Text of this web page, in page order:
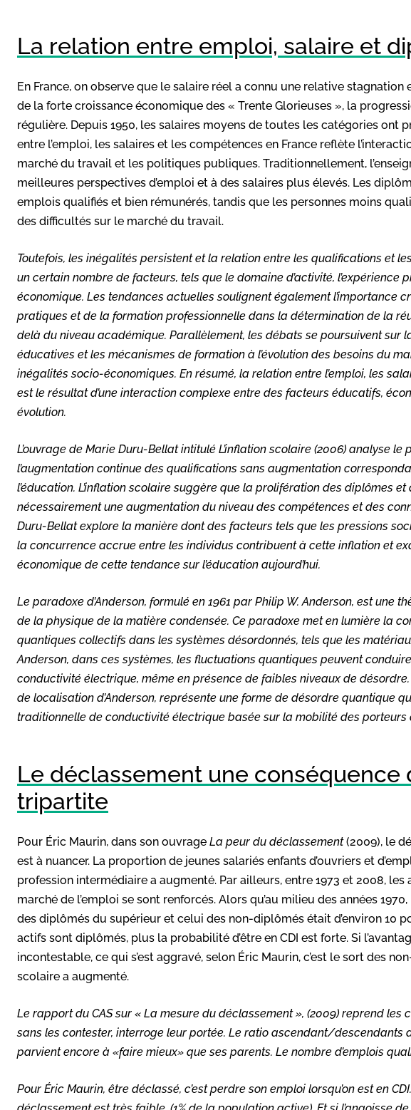
La relation entre emploi, salaire et
En France, on observe que le salaire réel a connu une relative stagnation
de la forte croissance économique des « Trente Glorieuses », la
régulière. Depuis 1950, les salaires moyens de toutes les catégories ont
entre l’emploi, les salaires et les compétences en France reflète
marché du travail et les politiques publiques. Traditionnellement,
meilleures perspectives d’emploi et à des salaires plus élevés. Les
emplois qualifiés et bien rémunérés, tandis que les personnes moins
des difficultés sur le marché du travail.
Toutefois, les inégalités persistent et la relation entre les qualifications et
un certain nombre de facteurs, tels que le domaine d’activité, l’expérience
économique. Les tendances actuelles soulignent également l’importance
pratiques et de la formation professionnelle dans la détermination de la
delà du niveau académique. Parallèlement, les débats se poursuivent sur
éducatives et les mécanismes de formation à l’évolution des besoins du
inégalités socio-économiques. En résumé, la relation entre l’emploi, les
est le résultat d’une interaction complexe entre des facteurs éducatifs,
évolution.
L’ouvrage de Marie Duru-Bellat intitulé L’inflation scolaire (2006) analyse le
l’augmentation continue des qualifications sans augmentation
l’éducation. L’inflation scolaire suggère que la prolifération des diplômes
nécessairement une augmentation du niveau des compétences et des
Duru-Bellat explore la manière dont des facteurs tels que les pressions
la concurrence accrue entre les individus contribuent à cette inflation et
économique de cette tendance sur l’éducation aujourd’hui.
Le paradoxe d’Anderson, formulé en 1961 par Philip W. Anderson, est une
de la physique de la matière condensée. Ce paradoxe met en lumière la
quantiques collectifs dans les systèmes désordonnés, tels que les
Anderson, dans ces systèmes, les fluctuations quantiques peuvent
conductivité électrique, même en présence de faibles niveaux de
de localisation d’Anderson, représente une forme de désordre quantique
traditionnelle de conductivité électrique basée sur la mobilité des porteurs
Le déclassement une conséquence
tripartite
Pour Éric Maurin, dans son ouvrage La peur du déclassement(2009), le
est à nuancer. La proportion de jeunes salariés enfants d’ouvriers et
profession intermédiaire a augmenté. Par ailleurs, entre 1973 et 2008,
marché de l’emploi se sont renforcés. Alors qu’au milieu des années
des diplômés du supérieur et celui des non-diplômés était d’environ 10
actifs sont diplômés, plus la probabilité d’être en CDI est forte. Si
incontestable, ce qui s’est aggravé, selon Éric Maurin, c’est le sort des
scolaire a augmenté.
Le rapport du CAS sur « La mesure du déclassement », (2009) reprend les
sans les contester, interroge leur portée. Le ratio ascendant/descendants
parvient encore à «faire mieux» que ses parents. Le nombre d’emplois
Pour Éric Maurin, être déclassé, c’est perdre son emploi lorsqu’on est en